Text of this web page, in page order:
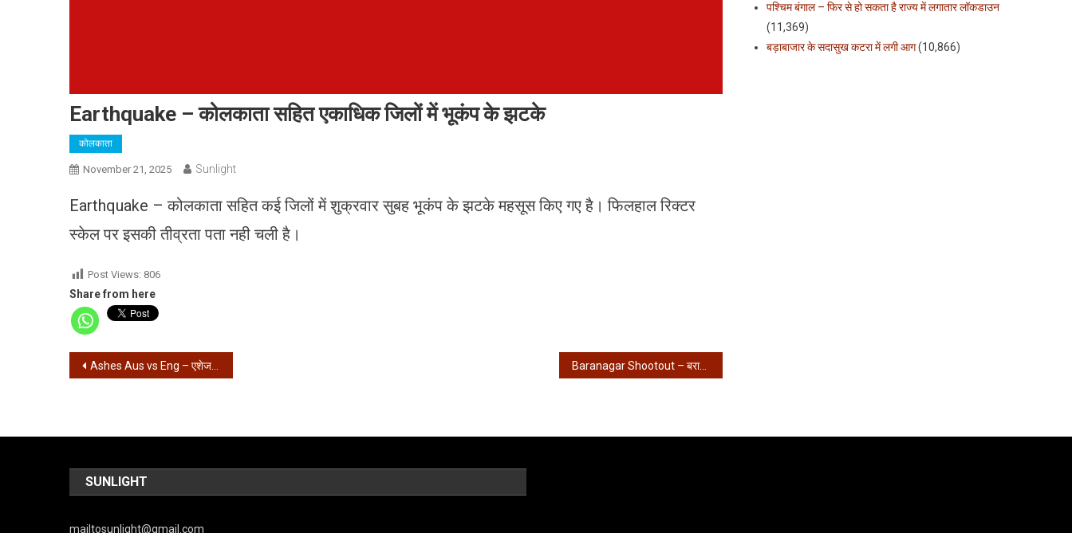
Earthquake – कोलकाता सहित एकाधिक जिलों में भूकंप के झटके
कोलकाता
November 21, 2025 Sunlight
Earthquake – कोलकाता सहित कई जिलों में शुक्रवार सुबह भूकंप के झटके महसूस किए गए है। फिलहाल रिक्टर
स्केल पर इसकी तीव्रता पता नही चली है।
Post Views: 806
Share from here
Post
Ashes Aus vs Eng – एशेज के पहले ही ओवर में विकेट, इंग्लैंड 94/4 Baranagar Shootout – बरानगर में चली गोली, बाइक सवार दो युवकों ने…
पश्चिम बंगाल – फिर से हो सकता है राज्य में लगातार लॉकडाउन
(11,369)
बड़ाबाजार के सदासुख कटरा में लगी आग(10,866)
SUNLIGHT
mailtosunlight@gmail.com